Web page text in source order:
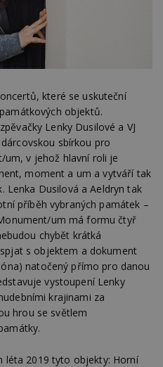
které se uskuteční
objektů.
Lenky Dusilové a VJ
sbírkou pro
v jehož hlavní roli je
moment a um a vytváří tak
Lenka Dusilová a Aeldryn tak
příběh vybraných památek –
um má formu čtyř
chybět krátká
s objektem a dokument
natočený přímo pro danou
vystoupení Lenky
krajinami za
hrou se světlem
léta 2019 tyto objekty: Horní